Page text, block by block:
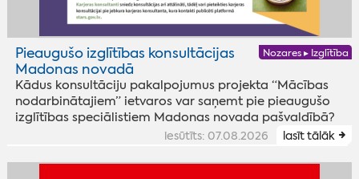
Nozares ▸ Izglītība
Pieaugušo izglītības konsultācijas
Madonas novadā
Kādus konsultāciju pakalpojumus projekta “Mācības
nodarbinātajiem” ietvaros var saņemt pie pieaugušo
izglītības speciālistiem Madonas novada pašvaldībā?
iesūtīts: 07.08.2026 lasīt tālāk